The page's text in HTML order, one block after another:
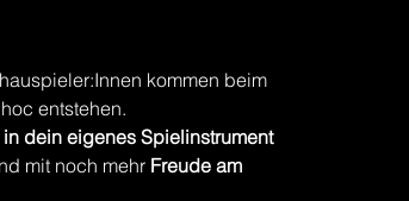
kommen beim
entstehen.
in dein eigenes Spielinstrument
mit noch mehr Freude am